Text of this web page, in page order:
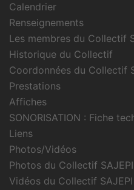
Calendrier
Renseignements
Les membres du Collectif
Historique du Collectif
Coordonnées du Collectif
Prestations
Affiches
SONORISATION : Fiche
Liens
Photos/Vidéos
Photos du Collectif SAJEPI
Vidéos du Collectif SAJEPI